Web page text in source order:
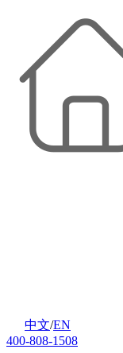
中文/EN
400-808-1508